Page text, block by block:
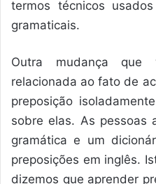
termos técnicos
gramaticais.
Outra mudança
relacionada ao fato de
preposição
sobre elas. As pessoas
gramática e um
preposições em inglês.
dizemos que aprender